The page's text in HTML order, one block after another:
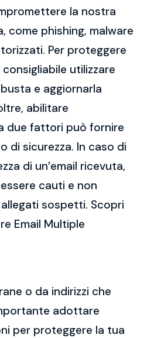
la nostra
come phishing, malware
Per proteggere
utilizzare
e aggiornarla
abilitare
due fattori può fornire
di sicurezza. In caso di
di un’email ricevuta,
cauti e non
sospetti. Scopri
Email Multiple
o da indirizzi che
adottare
per proteggere la tua